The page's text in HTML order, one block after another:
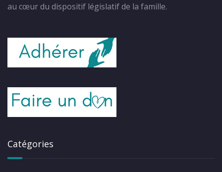
au cœur du dispositif législatif de la famille.
Catégories